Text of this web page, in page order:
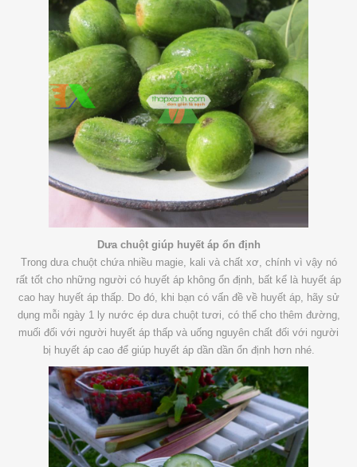
Dưa chuột giúp huyết áp ổn định
Trong dưa chuột chứa nhiều magie, kali và chất xơ, chính vì vậy nó
rất tốt cho những người có huyết áp không ổn định, bất kể là huyết áp
cao hay huyết áp thấp. Do đó, khi bạn có vấn đề về huyết áp, hãy sử
dụng mỗi ngày 1 ly nước ép dưa chuột tươi, có thể cho thêm đường,
muối đối với người huyết áp thấp và uống nguyên chất đối với người
bị huyết áp cao để giúp huyết áp dần dần ổn định hơn nhé.